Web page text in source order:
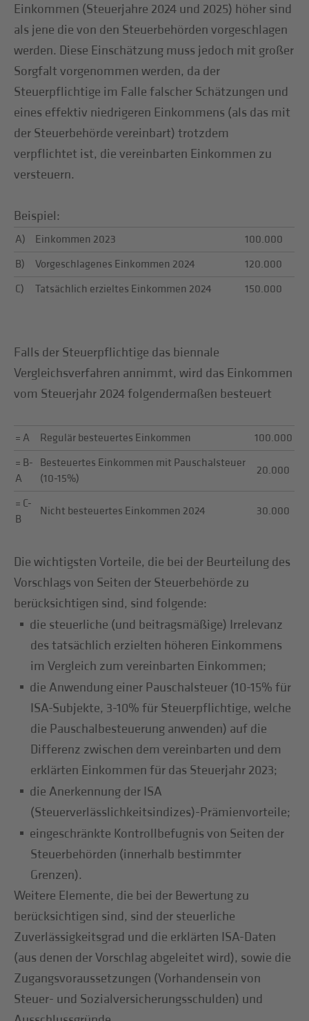
Einkommen (Steuerjahre 2024 und 2025) höher sind
als jene die von den Steuerbehörden vorgeschlagen
werden. Diese Einschätzung muss jedoch mit großer
Sorgfalt vorgenommen werden, da der
Steuerpflichtige im Falle falscher Schätzungen und
eines effektiv niedrigeren Einkommens (als das mit
der Steuerbehörde vereinbart) trotzdem
verpflichtet ist, die vereinbarten Einkommen zu
versteuern.
Beispiel:
A) Einkommen 2023
100.000
B)
Vorgeschlagenes Einkommen 2024
120.000
C)
Tatsächlich erzieltes Einkommen 2024 150.000
Falls der Steuerpflichtige das biennale
Vergleichsverfahren annimmt, wird das Einkommen
vom Steuerjahr 2024 folgendermaßen besteuert
= A Regulär besteuertes Einkommen
100.000
= B-
A
Besteuertes Einkommen mit Pauschalsteuer
(10-15%)
20.000
= C-
B
Nicht besteuertes Einkommen 2024 30.000
Die wichtigsten Vorteile, die bei der Beurteilung des
Vorschlags von Seiten der Steuerbehörde zu
berücksichtigen sind, sind folgende:
die steuerliche (und beitragsmäßige) Irrelevanz
des tatsächlich erzielten höheren Einkommens
im Vergleich zum vereinbarten Einkommen;
die Anwendung einer Pauschalsteuer (10-15% für
ISA-Subjekte, 3-10% für Steuerpflichtige, welche
die Pauschalbesteuerung anwenden) auf die
Differenz zwischen dem vereinbarten und dem
erklärten Einkommen für das Steuerjahr 2023;
die Anerkennung der ISA
(Steuerverlässlichkeitsindizes)-Prämienvorteile;
eingeschränkte Kontrollbefugnis von Seiten der
Steuerbehörden (innerhalb bestimmter
Grenzen).
Weitere Elemente, die bei der Bewertung zu
berücksichtigen sind, sind der steuerliche
Zuverlässigkeitsgrad und die erklärten ISA-Daten
(aus denen der Vorschlag abgeleitet wird), sowie die
Zugangsvoraussetzungen (Vorhandensein von
Steuer- und Sozialversicherungsschulden) und